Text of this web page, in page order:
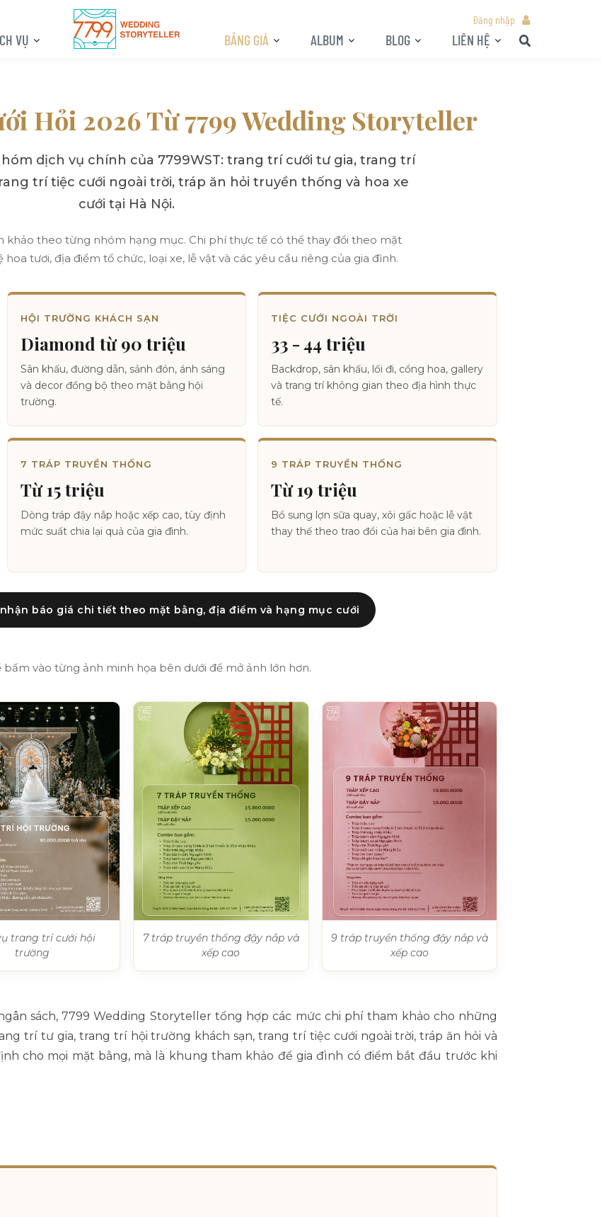
VỤ
Đăng nhập
BẢNG GIÁ ALBUM BLOG LIÊN HỆ
Hỏi 2026 Từ 7799 Wedding Storyteller
dịch vụ chính của 7799WST: trang trí cưới tư gia, trang trí
trí tiệc cưới ngoài trời, tráp ăn hỏi truyền thống và hoa xe
cưới tại Hà Nội.
khảo theo từng nhóm hạng mục. Chi phí thực tế có thể thay đổi theo mặt
tươi, địa điểm tổ chức, loại xe, lễ vật và các yêu cầu riêng của gia đình.
HỘI TRƯỜNG KHÁCH SẠN
Diamond từ 90 triệu
Sân khấu, đường dẫn, sảnh đón, ánh sáng
và decor đồng bộ theo mặt bằng hội
trường.
TIỆC CƯỚI NGOÀI TRỜI
33 - 44 triệu
Backdrop, sân khấu, lối đi, cổng hoa, gallery
và trang trí không gian theo địa hình thực
tế.
7 TRÁP TRUYỀN THỐNG
Từ 15 triệu
Dòng tráp đậy nắp hoặc xếp cao, tùy định
mức suất chia lại quả của gia đình.
9 TRÁP TRUYỀN THỐNG
Từ 19 triệu
Bổ sung lợn sữa quay, xôi gấc hoặc lễ vật
thay thế theo trao đổi của hai bên gia đình.
nhận báo giá chi tiết theo mặt bằng, địa điểm và hạng mục cưới
bấm vào từng ảnh minh họa bên dưới để mở ảnh lớn hơn.
trang trí cưới hội
trường
7 tráp truyền thống đậy nắp và
xếp cao
9 tráp truyền thống đậy nắp và
xếp cao
sách, 7799 Wedding Storyteller tổng hợp các mức chi phí tham khảo cho những
trí tư gia, trang trí hội trường khách sạn, trang trí tiệc cưới ngoài trời, tráp ăn hỏi và
cho mọi mặt bằng, mà là khung tham khảo để gia đình có điểm bắt đầu trước khi